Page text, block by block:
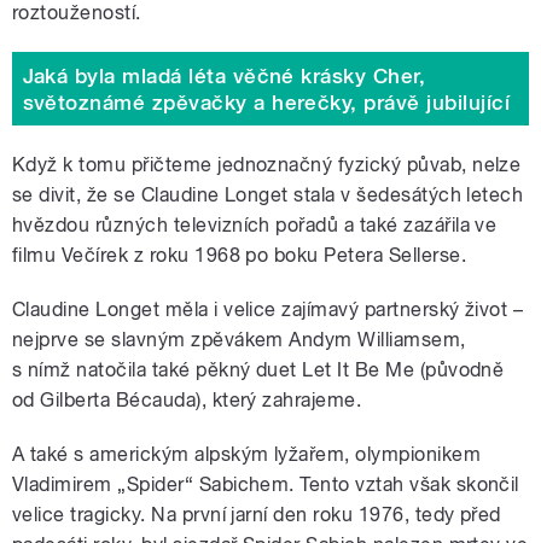
roztoužeností.
Jaká byla mladá léta věčné krásky Cher,
světoznámé zpěvačky a herečky, právě jubilující
Když k tomu přičteme jednoznačný fyzický půvab, nelze
se divit, že se Claudine Longet stala v šedesátých letech
hvězdou různých televizních pořadů a také zazářila ve
filmu Večírek z roku 1968 po boku Petera Sellerse.
Claudine Longet měla i velice zajímavý partnerský život –
nejprve se slavným zpěvákem Andym Williamsem,
s nímž natočila také pěkný duet Let It Be Me (původně
od Gilberta Bécauda), který zahrajeme.
A také s americkým alpským lyžařem, olympionikem
Vladimirem „Spider“ Sabichem. Tento vztah však skončil
velice tragicky. Na první jarní den roku 1976, tedy před